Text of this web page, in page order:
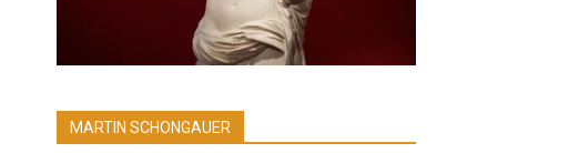
MARTIN SCHONGAUER